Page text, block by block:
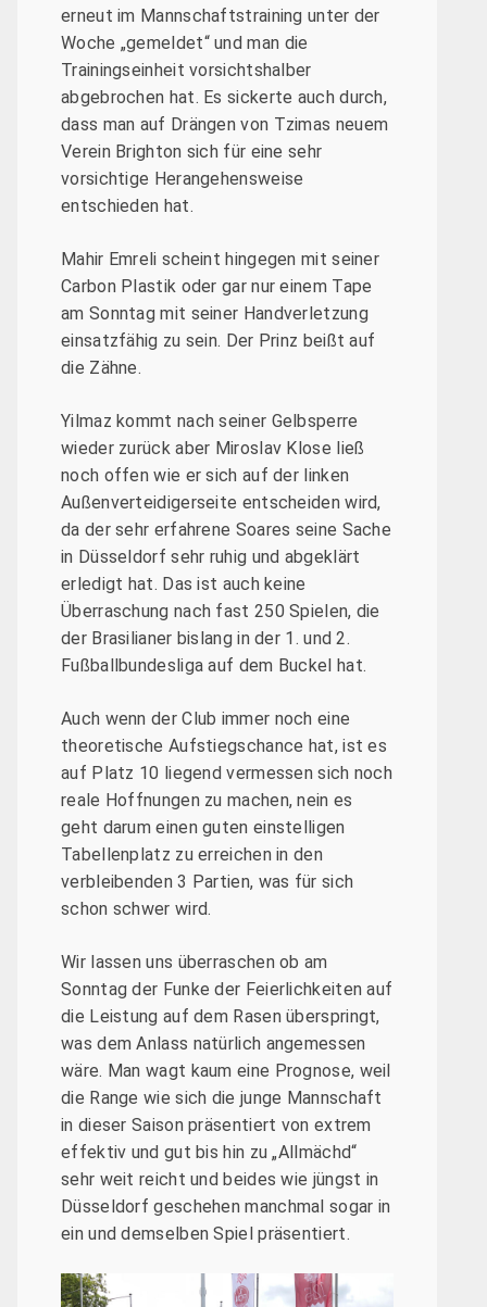
erneut im Mannschaftstraining unter der
Woche „gemeldet“ und man die
Trainingseinheit vorsichtshalber
abgebrochen hat. Es sickerte auch durch,
dass man auf Drängen von Tzimas neuem
Verein Brighton sich für eine sehr
vorsichtige Herangehensweise
entschieden hat.
Mahir Emreli scheint hingegen mit seiner
Carbon Plastik oder gar nur einem Tape
am Sonntag mit seiner Handverletzung
einsatzfähig zu sein. Der Prinz beißt auf
die Zähne.
Yilmaz kommt nach seiner Gelbsperre
wieder zurück aber Miroslav Klose ließ
noch offen wie er sich auf der linken
Außenverteidigerseite entscheiden wird,
da der sehr erfahrene Soares seine Sache
in Düsseldorf sehr ruhig und abgeklärt
erledigt hat. Das ist auch keine
Überraschung nach fast 250 Spielen, die
der Brasilianer bislang in der 1. und 2.
Fußballbundesliga auf dem Buckel hat.
Auch wenn der Club immer noch eine
theoretische Aufstiegschance hat, ist es
auf Platz 10 liegend vermessen sich noch
reale Hoffnungen zu machen, nein es
geht darum einen guten einstelligen
Tabellenplatz zu erreichen in den
verbleibenden 3 Partien, was für sich
schon schwer wird.
Wir lassen uns überraschen ob am
Sonntag der Funke der Feierlichkeiten auf
die Leistung auf dem Rasen überspringt,
was dem Anlass natürlich angemessen
wäre. Man wagt kaum eine Prognose, weil
die Range wie sich die junge Mannschaft
in dieser Saison präsentiert von extrem
effektiv und gut bis hin zu „Allmächd“
sehr weit reicht und beides wie jüngst in
Düsseldorf geschehen manchmal sogar in
ein und demselben Spiel präsentiert.